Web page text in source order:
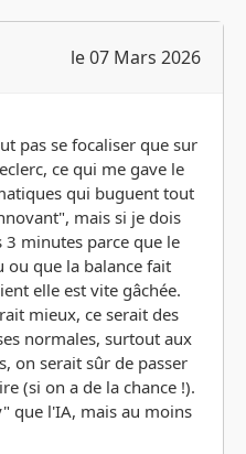
le 07 Mars 2026
pas se focaliser que sur
ce qui me gave le
qui buguent tout
mais si je dois
minutes parce que le
ou que la balance fait
elle est vite gâchée.
mieux, ce serait des
normales, surtout aux
on serait sûr de passer
(si on a de la chance !).
que l'IA, mais au moins